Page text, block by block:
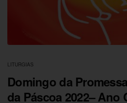
LITURGIAS
Domingo da
da Páscoa 2022– Ano